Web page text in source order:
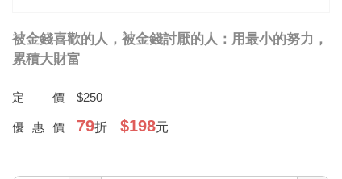
被金錢喜歡的人，被金錢討厭的人：用最小的努力，
累積大財富
定價 $250
優惠價 79折 $198元